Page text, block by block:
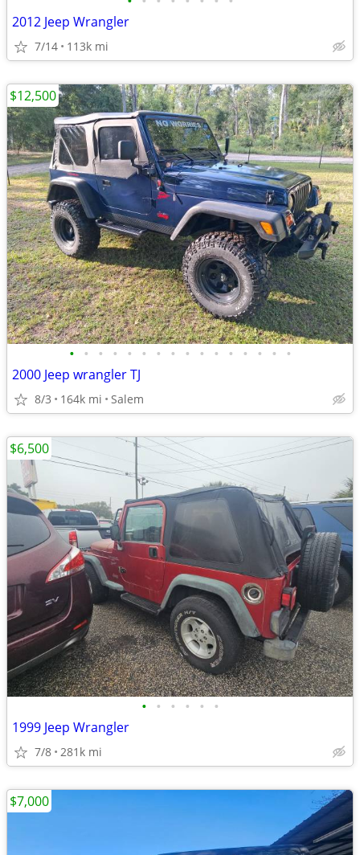
2012 Jeep Wrangler
7/14 113k mi
• • • • • • • • • • • • • • • •
2000 Jeep wrangler TJ
8/3 164k mi Salem
$12,500
• • • • • •
1999 Jeep Wrangler
7/8 281k mi
$6,500
$7,000